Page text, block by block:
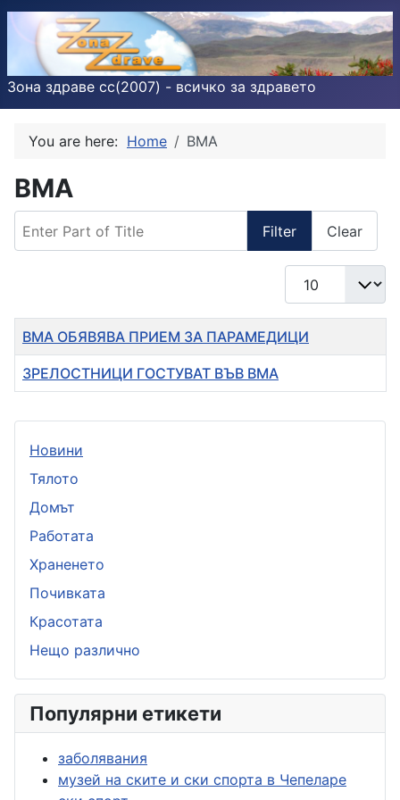
Зона здраве cc(2007) - всичко за здравето
You are here: Home ВМА
ВМА
Filter Clear
Display #
Title
ВМА ОБЯВЯВА ПРИЕМ ЗА ПАРАМЕДИЦИ
ЗРЕЛОСТНИЦИ ГОСТУВАТ ВЪВ ВМА
Новини
Тялото
Домът
Работата
Храненето
Почивката
Красотата
Нещо различно
Популярни етикети
заболявания
музей на ските и ски спорта в Чепеларе